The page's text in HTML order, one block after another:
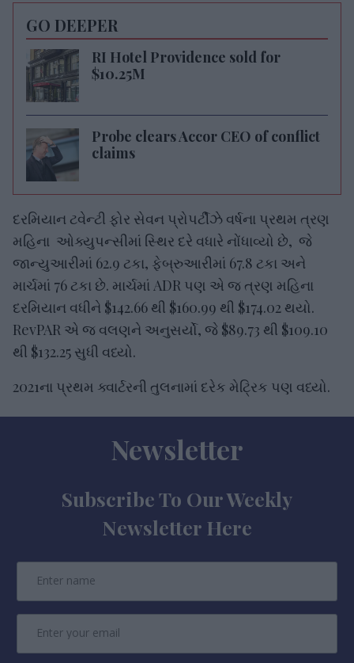
GO DEEPER
RI Hotel Providence sold for
$10.25M
Probe clears Accor CEO of conflict
claims
દરમિયાન ટવેન્ટી ફોર સેવન પ્રોપર્ટીઝે વર્ષના પ્રથમ ત્રણ
મહિના ઓક્યુપન્સીમાં સ્થિર દરે વધારે નોંધાવ્યો છે, જે
જાન્યુઆરીમાં 62.9 ટકા, ફેબ્રુઆરીમાં 67.8 ટકા અને
માર્ચમાં 76 ટકા છે. માર્ચમાં ADR પણ એ જ ત્રણ મહિના
દરમિયાન વધીને $142.66 થી $160.99 થી $174.02 થયો.
RevPAR એ જ વલણને અનુસર્યો, જે $89.73 થી $109.10
થી $132.25 સુધી વધ્યો.
2021ના પ્રથમ ક્વાર્ટરની તુલનામાં દરેક મેટ્રિક પણ વધ્યો.
Newsletter
Subscribe To Our Weekly
Newsletter Here